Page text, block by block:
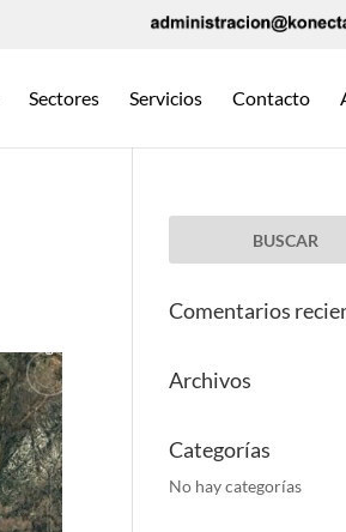
Sectores Servicios Contacto
Comentarios
Archivos
Categorías
No hay categorías